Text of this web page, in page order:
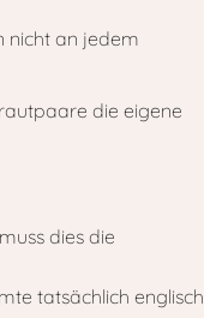
nicht an jedem
die eigene
dies die
tatsächlich englisch